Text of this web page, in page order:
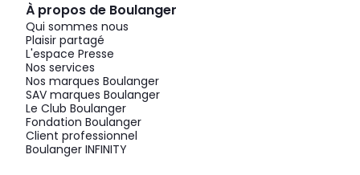
À propos de Boulanger
Qui sommes nous
Plaisir partagé
L'espace Presse
Nos services
Nos marques Boulanger
SAV marques Boulanger
Le Club Boulanger
Fondation Boulanger
Client professionnel
Boulanger INFINITY